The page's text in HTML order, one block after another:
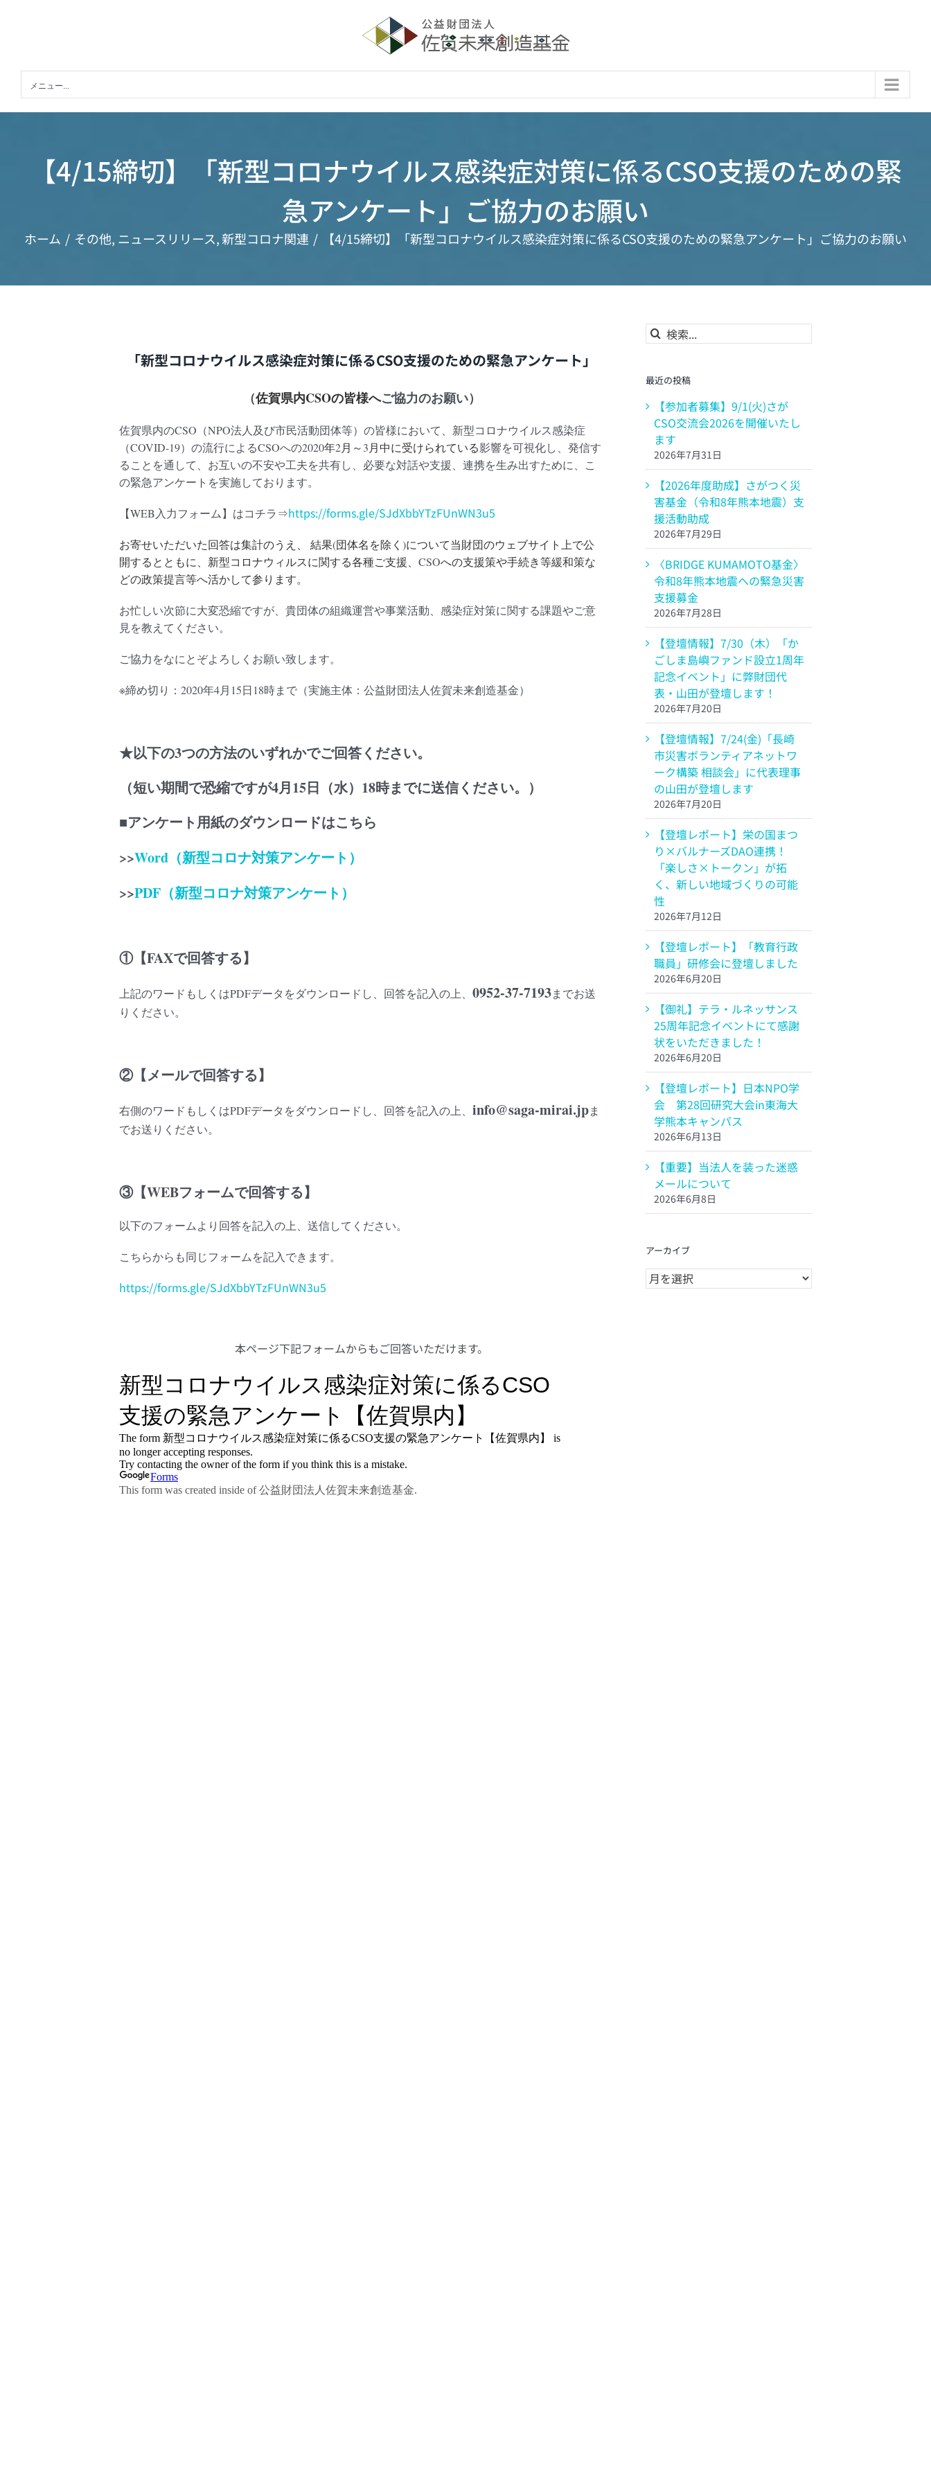
メニュー...
【4/15締切】「新型コロナウイルス感染症対策に係るCSO支援のための緊
急アンケート」ご協力のお願い
ホーム その他 ニュースリリース 新型コロナ関連 【4/15締切】「新型コロナウイルス感染症対策に係るCSO支援のための緊急アンケート」ご協力のお願い
「新型コロナウイルス感染症対策に係るCSO支援のための緊急アンケート」
（佐賀県内CSOの皆様へご協力のお願い）
佐賀県内のCSO（NPO法人及び市民活動団体等）の皆様において、新型コロナウイルス感染症
（COVID-19）の流行によるCSOへの2020年2月～3月中に受けられている影響を可視化し、発信す
ることを通して、お互いの不安や工夫を共有し、必要な対話や支援、連携を生み出すために、こ
の緊急アンケートを実施しております。
【WEB入力フォーム】はコチラ⇒https://forms.gle/SJdXbbYTzFUnWN3u5
お寄せいただいた回答は集計のうえ、 結果(団体名を除く )について当財団のウェブサイト上で公
開するとともに、新型コロナウィルスに関する各種ご支援、 CSOへの支援策や手続き等緩和策な
どの政策提言等へ活かして参ります。
お忙しい次節に大変恐縮ですが、貴団体の組織運営や事業活動、感染症対策に関する課題やご意
見を教えてください。
ご協力をなにとぞよろしくお願い致します。
※締め切り： 2020年4月 15日18時まで（実施主体：公益財団法人佐賀未来創造基金）
★以下の3つの方法のいずれかでご回答ください。
（短い期間で恐縮ですが4月15日（水）18時までに送信ください。）
■アンケート用紙のダウンロードはこちら
>>Word（新型コロナ対策アンケート）
>>PDF（新型コロナ対策アンケート）
①【FAXで回答する】
上記のワードもしくはPDFデータをダウンロードし、回答を記入の上、 0952-37-7193までお送
りください。
②【メールで回答する】
右側のワードもしくはPDFデータをダウンロードし、回答を記入の上、 info@saga-mirai.jpま
でお送りください。
③【WEBフォームで回答する】
以下のフォームより回答を記入の上、送信してください。
こちらからも同じフォームを記入できます。
https://forms.gle/SJdXbbYTzFUnWN3u5
本ページ下記フォームからもご回答いただけます。
検
索
最近の投稿
【参加者募集】9/1(火)さが
CSO交流会2026を開催いたし
ます
2026年7月31日
【2026年度助成】さがつく災
害基金（令和8年熊本地震）支
援活動助成
2026年7月29日
〈BRIDGE KUMAMOTO基金〉
令和8年熊本地震への緊急災害
支援募金
2026年7月28日
【登壇情報】7/30（木）「か
ごしま島嶼ファンド設立1周年
記念イベント」に弊財団代
表・山田が登壇します！
2026年7月20日
【登壇情報】7/24(金)「長崎
市災害ボランティアネットワ
ーク構築 相談会」に代表理事
の山田が登壇します
2026年7月20日
【登壇レポート】栄の国まつ
り×バルナーズDAO連携！
「楽しさ×トークン」が拓
く、新しい地域づくりの可能
性
2026年7月12日
【登壇レポート】「教育行政
職員」研修会に登壇しました
2026年6月20日
【御礼】テラ・ルネッサンス
25周年記念イベントにて感謝
状をいただきました！
2026年6月20日
【登壇レポート】日本NPO学
会 第28回研究大会in東海大
学熊本キャンパス
2026年6月13日
【重要】当法人を装った迷惑
メールについて
2026年6月8日
アーカイブ
ア
ー